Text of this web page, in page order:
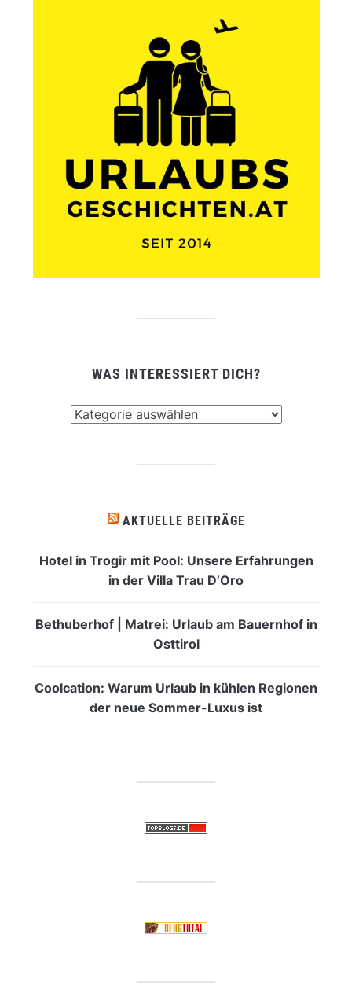
WAS INTERESSIERT DICH?
AKTUELLE BEITRÄGE
Hotel in Trogir mit Pool: Unsere Erfahrungen
in der Villa Trau D’Oro
Bethuberhof | Matrei: Urlaub am Bauernhof in
Osttirol
Coolcation: Warum Urlaub in kühlen Regionen
der neue Sommer-Luxus ist